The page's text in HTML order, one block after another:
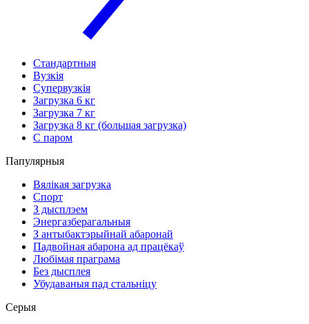
Стандартныя
Вузкія
Супервузкія
Загрузка 6 кг
Загрузка 7 кг
Загрузка 8 кг (большая загрузка)
С паром
Папулярныя
Вялікая загрузка
Спорт
З дысплэем
Энергазберагальныя
З антыбактэрыйнай абаронай
Падвойная абарона ад працёкаў
Любімая праграма
Без дысплея
Убудаваныя пад стальніцу
Серыя